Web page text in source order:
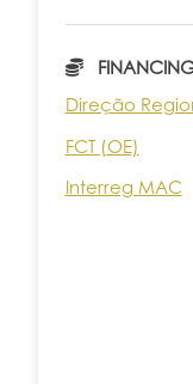
FINANCING
Direção
FCT (OE)
Interreg MAC